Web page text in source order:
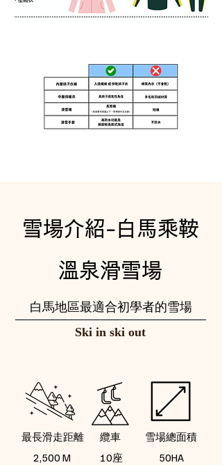
雪場介紹-白馬乘鞍
溫泉滑雪場
白馬地 區最適合初學者的雪場
Ski in ski out
​最長滑走距離 ​纜車
2,500 M 10座
​雪場總面積
50HA